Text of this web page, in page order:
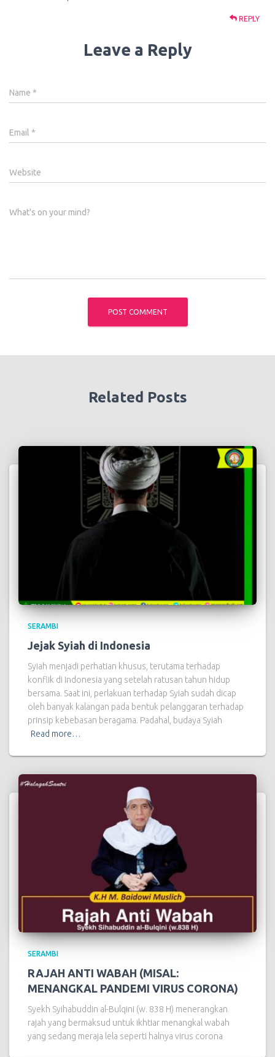
REPLY
Leave a Reply
Name *
Email *
Website
What's on your mind?
Related Posts
SERAMBI
Jejak Syiah di Indonesia
Syiah menjadi perhatian khusus, terutama terhadap
konflik di Indonesia yang setelah ratusan tahun hidup
bersama. Saat ini, perlakuan terhadap Syiah sudah dicap
oleh banyak kalangan pada bentuk pelanggaran terhadap
prinsip kebebasan beragama. Padahal, budaya Syiah
Read more…
SERAMBI
RAJAH ANTI WABAH (MISAL:
MENANGKAL PANDEMI VIRUS CORONA)
Syekh Syihabuddin al-Bulqini (w. 838 H) menerangkan
rajah yang bermaksud untuk ikhtiar menangkal wabah
yang sedang meraja lela seperti halnya virus corona